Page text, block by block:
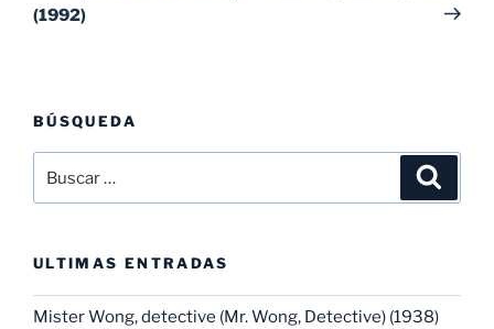
(1992)
BÚSQUEDA
por:
ULTIMAS ENTRADAS
Mister Wong, detective (Mr. Wong, Detective) (1938)